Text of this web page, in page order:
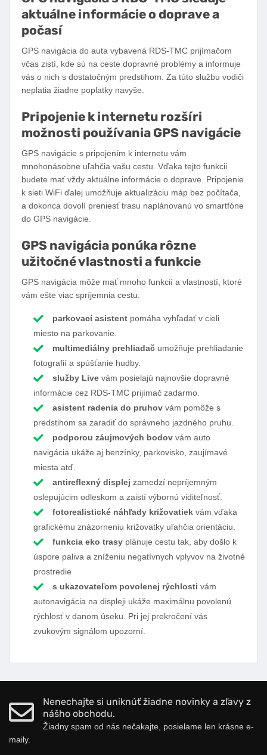
aktuálne informácie o doprave a
počasí
GPS navigácia do auta vybavená RDS-TMC prijímačom
včas zistí, kde sú na ceste dopravné problémy a informuje
vás o nich s dostatočným predstihom. Za túto službu vodiči
neplatia žiadne poplatky navyše.
Pripojenie k internetu rozšíri
možnosti používania GPS navigácie
GPS navigácie s pripojením k internetu vám
mnohonásobne uľahčia vašu cestu. Vďaka tejto funkcii
budete mať vždy aktuálne informácie o doprave. Pripojenie
k sieti WiFi ďalej umožňuje aktualizáciu máp bez počítača,
a dokonca dovolí preniesť trasu naplánovanú vo smartfóne
do GPS navigácie.
GPS navigácia ponúka rôzne
užitočné vlastnosti a funkcie
GPS navigácia môže mať mnoho funkcií a vlastností, ktoré
vám ešte viac spríjemnia cestu.
parkovací asistent pomáha vyhľadať v cieli
miesto na parkovanie.
multimediálny prehliadač umožňuje prehliadanie
fotografií a spúšťanie hudby.
služby Live vám posielajú najnovšie dopravné
informácie cez RDS-TMC prijímač zadarmo.
asistent radenia do pruhov vám pomôže s
predstihom sa zaradiť do správneho jazdného pruhu.
podporou záujmových bodov vám auto
navigácia ukáže aj benzínky, parkovisko, zaujímavé
miesta atď.
antireflexný displej zamedzí nepríjemným
oslepujúcim odleskom a zaistí výbornú viditeľnosť.
fotorealistické náhľady križovatiek vám vďaka
grafickému znázorneniu križovatky uľahčia orientáciu.
funkcia eko trasy plánuje cestu tak, aby došlo k
úspore paliva a zníženiu negatívnych vplyvov na životné
prostredie
s ukazovateľom povolenej rýchlosti vám
autonavigácia na displeji ukáže maximálnu povolenú
rýchlosť v danom úseku. Pri jej prekročení vás
zvukovým signálom upozorní.
Nenechajte si uniknúť žiadne novinky a zľavy z
nášho obchodu.
Žiadny spam od nás nečakajte, posielame len krásne e-
maily.